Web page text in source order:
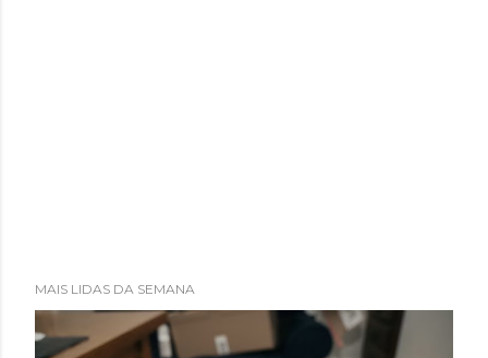
MAIS LIDAS DA SEMANA